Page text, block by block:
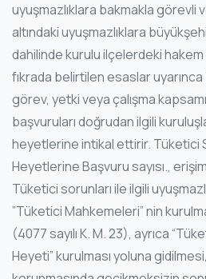
uyuşmazlıklara bakmakla görevli
altındaki uyuşmazlıklara
dahilinde kurulu ilçelerdeki
fıkrada belirtilen esaslar uyarınca
görev, yetki veya çalışma kapsamı
başvuruları doğrudan ilgili
heyetlerine intikal ettirir. Tüketici
Heyetlerine Başvuru sayısı.,
Tüketici sorunları ile ilgili
”Tüketici Mahkemeleri” nin
(4077 sayılı K. M. 23), ayrıca
Heyeti” kurulması yoluna